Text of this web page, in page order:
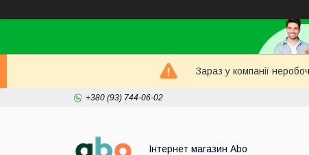
Зараз у компанії
+380 (93) 744-06-02
Інтернет магазин Abo